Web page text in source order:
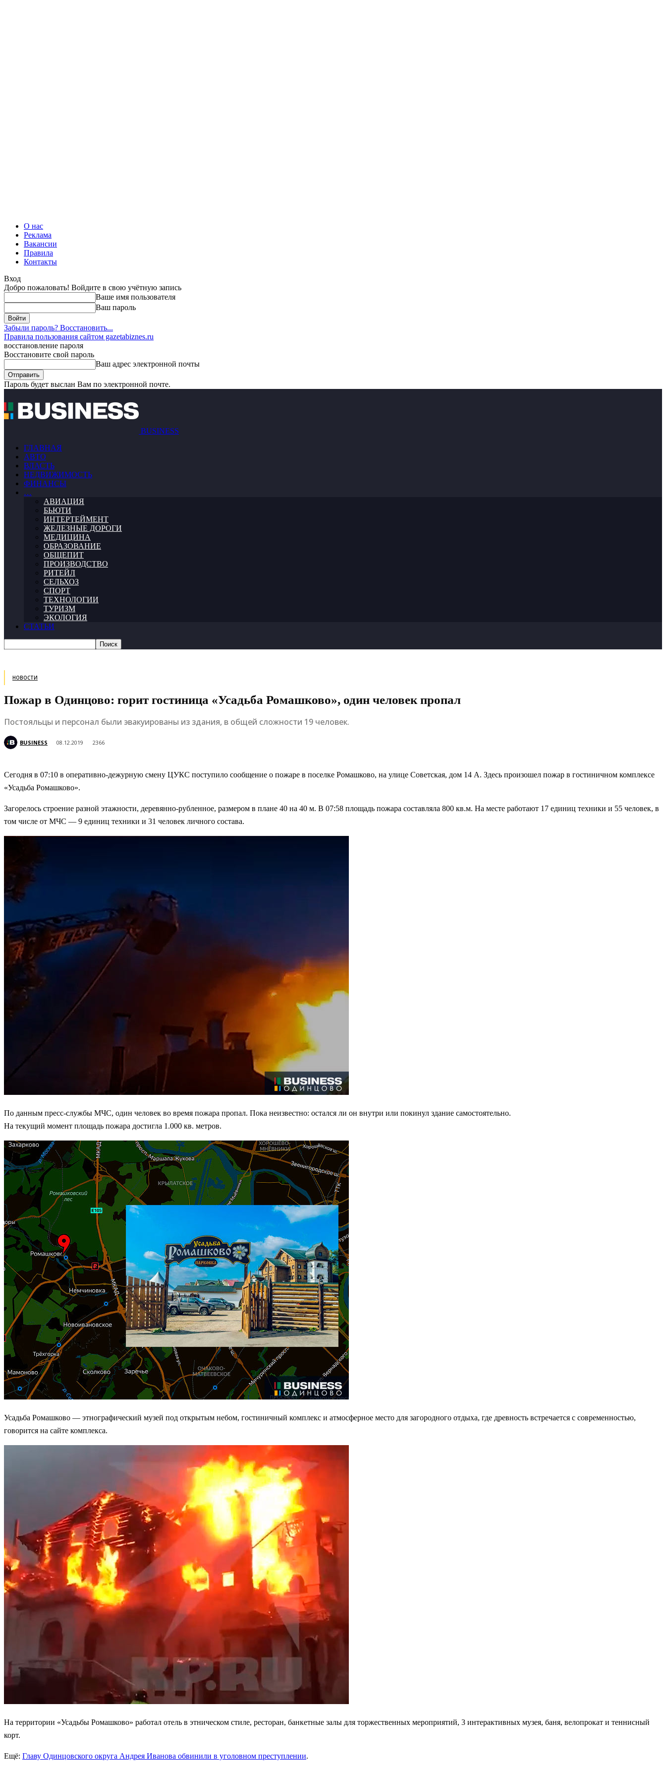
О нас
Реклама
Вакансии
Правила
Контакты
Вход
Добро пожаловать! Войдите в свою учётную запись
Ваше имя пользователя
Ваш пароль
Забыли пароль? Восстановить...
Правила пользования сайтом gazetabiznes.ru
восстановление пароля
Восстановите свой пароль
Ваш адрес электронной почты
Пароль будет выслан Вам по электронной почте.
BUSINESS
ГЛАВНАЯ
АВТО
ВЛАСТЬ
НЕДВИЖИМОСТЬ
ФИНАНСЫ
…
АВИАЦИЯ
БЬЮТИ
ИНТЕРТЕЙМЕНТ
ЖЕЛЕЗНЫЕ ДОРОГИ
МЕДИЦИНА
ОБРАЗОВАНИЕ
ОБЩЕПИТ
ПРОИЗВОДСТВО
РИТЕЙЛ
СЕЛЬХОЗ
СПОРТ
ТЕХНОЛОГИИ
ТУРИЗМ
ЭКОЛОГИЯ
СТАТЬИ
НОВОСТИ
Пожар в Одинцово: горит гостиница «Усадьба Ромашково», один человек пропал
Постояльцы и персонал были эвакуированы из здания, в общей сложности 19 человек.
BUSINESS 08.12.2019 2366
Сегодня в 07:10 в оперативно-дежурную смену ЦУКС поступило сообщение о пожаре в поселке Ромашково, на улице Советская, дом 14 А. Здесь произошел пожар в гостиничном комплексе
«Усадьба Ромашково».
Загорелось строение разной этажности, деревянно-рубленное, размером в плане 40 на 40 м. В 07:58 площадь пожара составляла 800 кв.м. На месте работают 17 единиц техники и 55 человек, в
том числе от МЧС — 9 единиц техники и 31 человек личного состава.
По данным пресс-службы МЧС, один человек во время пожара пропал. Пока неизвестно: остался ли он внутри или покинул здание самостоятельно.
На текущий момент площадь пожара достигла 1.000 кв. метров.
Усадьба Ромашково — этнографический музей под открытым небом, гостиничный комплекс и атмосферное место для загородного отдыха, где древность встречается с современностью,
говорится на сайте комплекса.
На территории «Усадьбы Ромашково» работал отель в этническом стиле, ресторан, банкетные залы для торжественных мероприятий, 3 интерактивных музея, баня, велопрокат и теннисный
корт.
Ещё: Главу Одинцовского округа Андрея Иванова обвинили в уголовном преступлении.